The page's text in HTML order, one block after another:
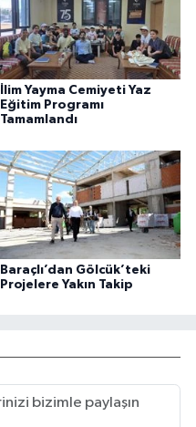
İlim Yayma Cemiyeti Yaz
Eğitim Programı
Tamamlandı
Baraçlı’dan Gölcük’teki
Projelere Yakın Takip